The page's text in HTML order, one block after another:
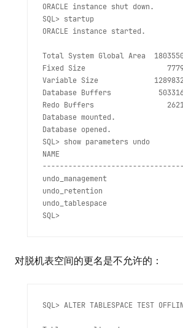
ORACLE instance shut down.
SQL> startup
ORACLE instance started.
Total System Global Area
Fixed Size
Variable Size
Database Buffers
Redo Buffers
Database mounted.
Database opened.
SQL> show parameters undo
NAME
undo_management
undo_retention
undo_tablespace
对脱机表空间的更名是不允许的：
SQL> ALTER TABLESPACE TEST